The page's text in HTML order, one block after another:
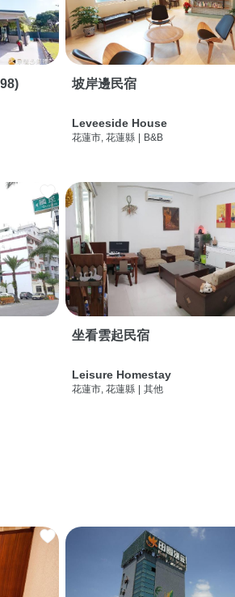
坡岸邊民宿
Leveeside House
花蓮市, 花蓮縣 | B&B
坐看雲起民宿
Leisure Homestay
花蓮市, 花蓮縣 其他